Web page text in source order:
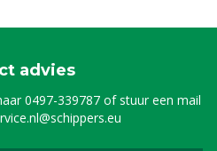
advies
0497-339787of stuur een mail